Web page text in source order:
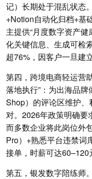
记）长期处于混乱状态
+Notion自动化归档+基
主提供“月度数字资产
化关键信息、生成可检
超76%，因客户一旦建
第四，跨境电商轻运营
落地执行”：为出海品
Shop）的评论区维护
对。2026年政策明确要
而多数企业将此岗位外
Pro）+熟悉平台违禁词
接单，时薪可达60–120
第五，银发数字陪练师